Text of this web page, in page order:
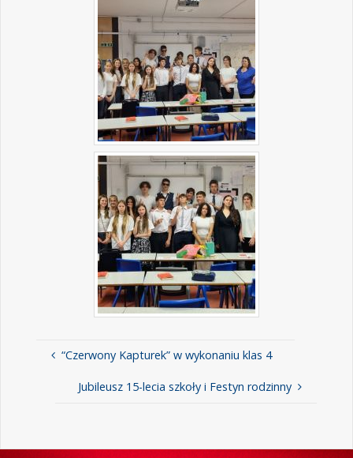
“Czerwony Kapturek” w wykonaniu klas 4
Jubileusz 15-lecia szkoły i Festyn rodzinny